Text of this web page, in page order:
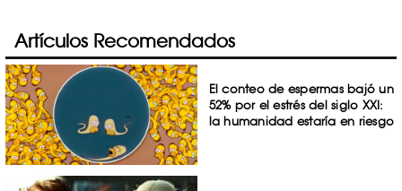
Artículos Recomendados
El conteo de espermas bajó un
52% por el estrés del siglo XXI:
la humanidad estaría en riesgo